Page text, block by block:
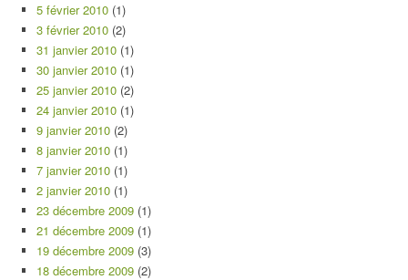
5 février 2010 (1)
3 février 2010 (2)
31 janvier 2010 (1)
30 janvier 2010 (1)
25 janvier 2010 (2)
24 janvier 2010 (1)
9 janvier 2010 (2)
8 janvier 2010 (1)
7 janvier 2010 (1)
2 janvier 2010 (1)
23 décembre 2009 (1)
21 décembre 2009 (1)
19 décembre 2009 (3)
18 décembre 2009 (2)